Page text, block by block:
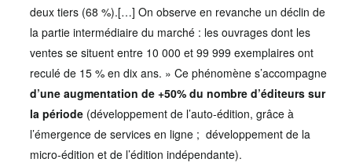
deux tiers (68 %).[…] On observe en revanche un déclin de
la partie intermédiaire du marché : les ouvrages dont les
ventes se situent entre 10 000 et 99 999 exemplaires ont
reculé de 15 % en dix ans. » Ce phénomène s’accompagne
d’une augmentation de +50% du nombre d’éditeurs sur
la période (développement de l’auto-édition, grâce à
l’émergence de services en ligne ; développement de la
micro-édition et de l’édition indépendante).